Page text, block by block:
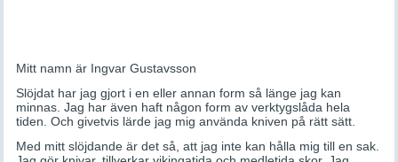
Mitt namn är Ingvar Gustavsson
Slöjdat har jag gjort i en eller annan form så länge jag kan
minnas. Jag har även haft någon form av verktygslåda hela
tiden. Och givetvis lärde jag mig använda kniven på rätt sätt.
Med mitt slöjdande är det så, att jag inte kan hålla mig till en sak.